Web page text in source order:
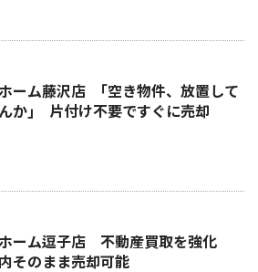
ーム藤沢店 ｢空き物件、放置して
か｣ 片付け不要ですぐに売却
ーム逗子店 不動産買取を強化
そのまま売却可能